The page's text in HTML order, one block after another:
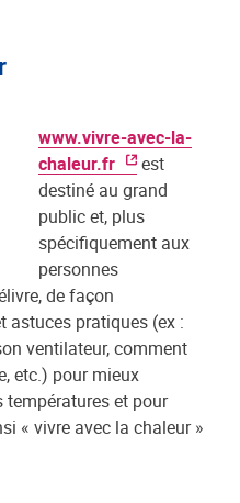
www.vivre-avec-la-
chaleur.fr
est
destiné au grand
public et, plus
spécifiquement aux
personnes
de façon
astuces pratiques (ex :
ventilateur, comment
etc.) pour mieux
températures et pour
« vivre avec la chaleur »